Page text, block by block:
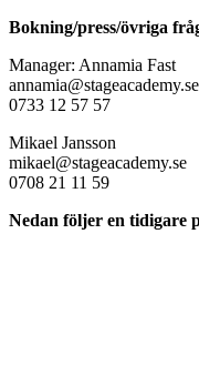
Bokning/press/övriga
Manager: Annamia Fast
annamia@stageacademy.se
0733 12 57 57
Mikael Jansson
mikael@stageacademy.se
0708 21 11 59
Nedan följer en tidigare